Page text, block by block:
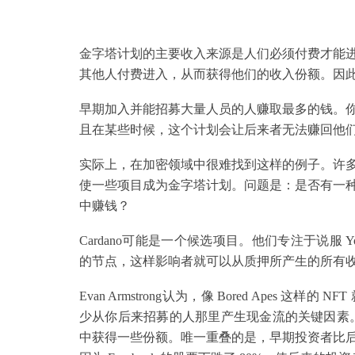
金字塔计划的主要收入来源是人们必须付费才能
其他人付费进入，从而获得他们的收入份额。因
早期加入并能招募大量人员的人赚取最多的钱。
且在某些时候，这个计划会让后来者无法赚回他
实际上，在加密领域中很难找到这样的例子。许
使一些项目成为金字塔计划。问题是：是否有一
中赚钱？
Cardano可能是一个候选项目。他们专注于说服
的节点，这样影响者就可以从质押所产生的所有
Evan Armstrong认为，像 Bored Apes 这样的
少从你后来招募的人那里产生现金流的关键因
中获得一些份额。唯一重叠的是，早期投资者比